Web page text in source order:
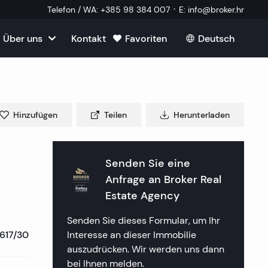
Telefon / WA: +385 98 384 007 · E: info@broker.hr
Immobilien
in Split
in Dubrovnik
in Rogoznica
in Primosten
in Opatija
in Crikvenica
Verkauf in Kroatien
in Kroatien
Über uns
ein externer Mitarbeiter
Kontakt Favoriten Deutsch
Alle ansehen
30
Hinzufügen Teilen Herunterladen
Senden Sie eine
Anfrage an Broker Real
Estate Agency
Senden Sie dieses Formular, um Ihr
Interesse an dieser Immobilie
auszudrücken. Wir werden uns dann
bei Ihnen melden.